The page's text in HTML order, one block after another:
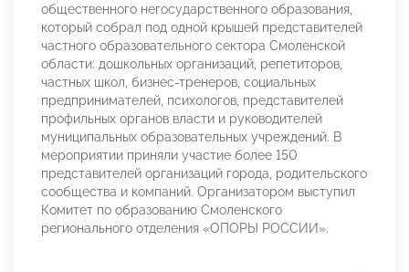
общественного негосударственного образования,
который собрал под одной крышей представителей
частного образовательного сектора Смоленской
области: дошкольных организаций, репетиторов,
частных школ, бизнес-тренеров, социальных
предпринимателей, психологов, представителей
профильных органов власти и руководителей
муниципальных образовательных учреждений. В
мероприятии приняли участие более 150
представителей организаций города, родительского
сообщества и компаний. Организатором выступил
Комитет по образованию Смоленского
регионального отделения «ОПОРЫ РОССИИ».